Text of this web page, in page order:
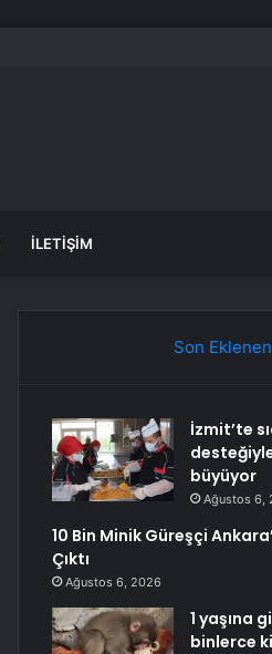
İLETIŞIM
Son Eklenen
İzmit’te
büyüyor
Ağustos 6,
10 Bin Minik Güreşçi
Çıktı
Ağustos 6, 2026
1 yaşına
binlerce